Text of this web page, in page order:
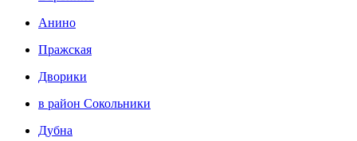
Анино
Пражская
Дворики
в район Сокольники
Дубна